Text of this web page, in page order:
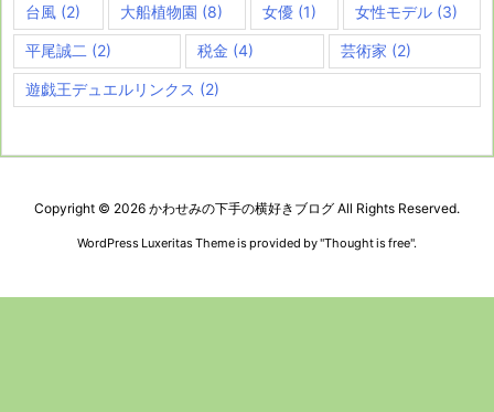
台風 (2) 大船植物園 (8) 女優(1) 女性モデル (3)
平尾誠二 (2) 税金 (4) 芸術家 (2)
遊戯王デュエルリンクス (2)
Copyright © 2026 かわせみの下手の横好きブログ All Rights Reserved.
WordPress Luxeritas Theme is provided by "Thought is free".